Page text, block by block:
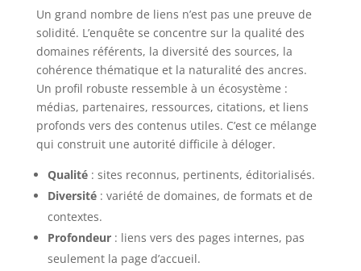
Un grand nombre de liens n’est pas une preuve de
solidité. L’enquête se concentre sur la qualité des
domaines référents, la diversité des sources, la
cohérence thématique et la naturalité des ancres.
Un profil robuste ressemble à un écosystème :
médias, partenaires, ressources, citations, et liens
profonds vers des contenus utiles. C’est ce mélange
qui construit une autorité difficile à déloger.
Qualité: sites reconnus, pertinents, éditorialisés.
Diversité: variété de domaines, de formats et de
contextes.
Profondeur: liens vers des pages internes, pas
seulement la page d’accueil.